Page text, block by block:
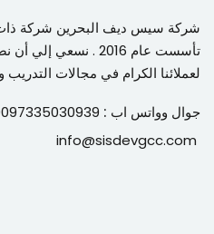
شركة سيس ديف البحرين شركة
تأسست عام 2016 . نسعي
لعملائنا الكرام في مجالات التدريب
جوال وواتس اب :
info@sisdevgcc.com